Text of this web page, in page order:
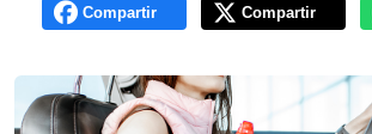
Compartir Compartir